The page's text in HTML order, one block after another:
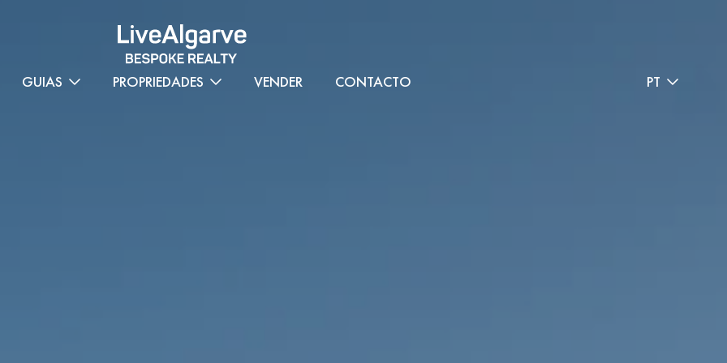
GUIAS PROPRIEDADES VENDER CONTACTO PT